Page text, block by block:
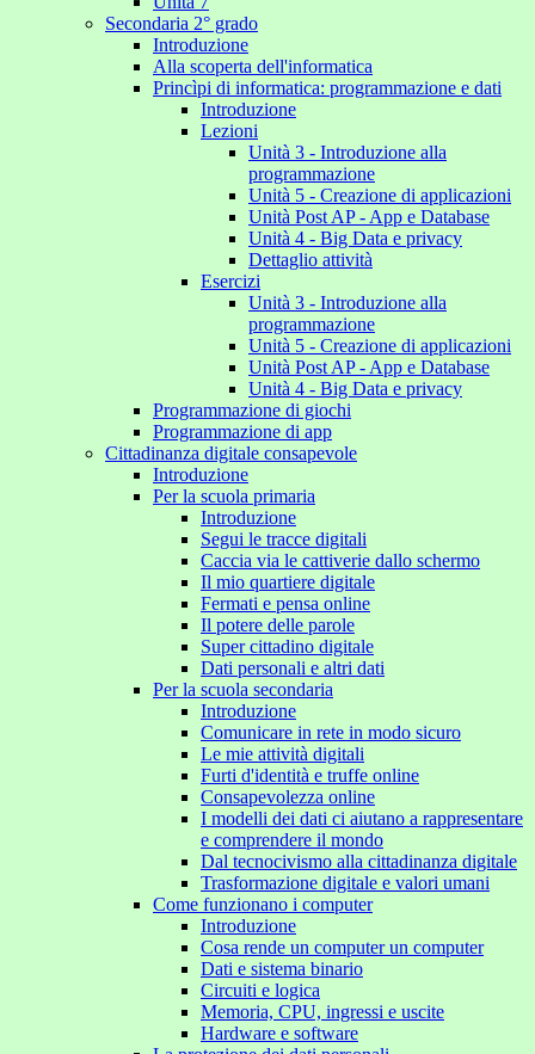
Secondaria 2° grado
Introduzione
Alla scoperta dell'informatica
Princìpi di informatica: programmazione e dati
Introduzione
Lezioni
Unità 3 - Introduzione alla
programmazione
Unità 5 - Creazione di applicazioni
Unità Post AP - App e Database
Unità 4 - Big Data e privacy
Dettaglio attività
Esercizi
Unità 3 - Introduzione alla
programmazione
Unità 5 - Creazione di applicazioni
Unità Post AP - App e Database
Unità 4 - Big Data e privacy
Programmazione di giochi
Programmazione di app
Cittadinanza digitale consapevole
Introduzione
Per la scuola primaria
Introduzione
Segui le tracce digitali
Caccia via le cattiverie dallo schermo
Il mio quartiere digitale
Fermati e pensa online
Il potere delle parole
Super cittadino digitale
Dati personali e altri dati
Per la scuola secondaria
Introduzione
Comunicare in rete in modo sicuro
Le mie attività digitali
Furti d'identità e truffe online
Consapevolezza online
I modelli dei dati ci aiutano a rappresentare
e comprendere il mondo
Dal tecnocivismo alla cittadinanza digitale
Trasformazione digitale e valori umani
Come funzionano i computer
Introduzione
Cosa rende un computer un computer
Dati e sistema binario
Circuiti e logica
Memoria, CPU, ingressi e uscite
Hardware e software